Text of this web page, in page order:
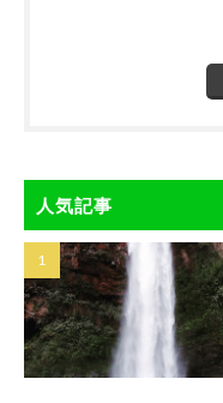
人気記事